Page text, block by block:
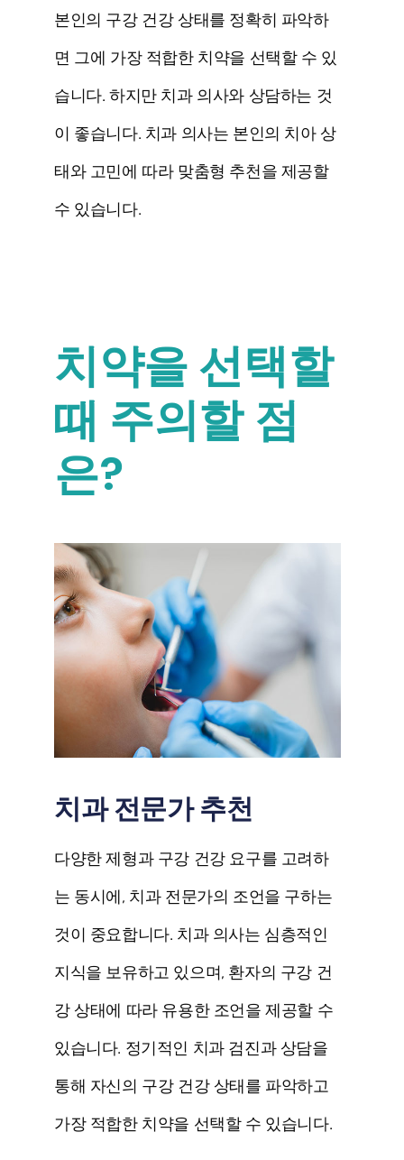
본인의 구강 건강 상태를 정확히 파악하
면 그에 가장 적합한 치약을 선택할 수 있
습니다. 하지만 치과 의사와 상담하는 것
이 좋습니다. 치과 의사는 본인의 치아 상
태와 고민에 따라 맞춤형 추천을 제공할
수 있습니다.
치약을 선택할
때 주의할 점
은?
치과 전문가 추천
다양한 제형과 구강 건강 요구를 고려하
는 동시에, 치과 전문가의 조언을 구하는
것이 중요합니다. 치과 의사는 심층적인
지식을 보유하고 있으며, 환자의 구강 건
강 상태에 따라 유용한 조언을 제공할 수
있습니다. 정기적인 치과 검진과 상담을
통해 자신의 구강 건강 상태를 파악하고
가장 적합한 치약을 선택할 수 있습니다.